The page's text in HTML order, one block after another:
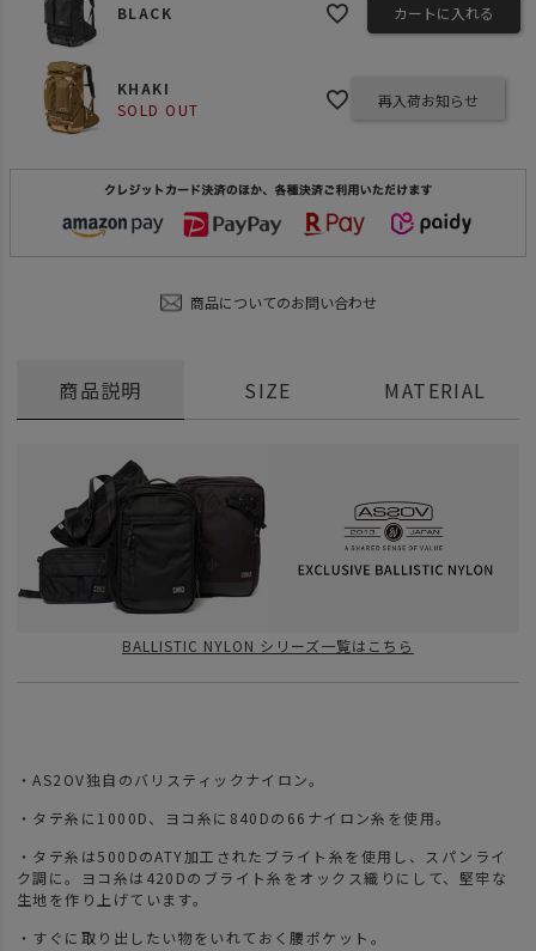
BLACK カートに入れる
KHAKI
SOLD OUT
再入荷お知らせ
商品についてのお問い合わせ
商品説明
BALLISTIC NYLON シリーズ一覧はこちら
・AS2OV独自のバリスティックナイロン。
・タテ糸に1000D、ヨコ糸に840Dの66ナイロン糸を使用。
・タテ糸は500DのATY加工されたブライト糸を使用し、スパンライ
ク調に。ヨコ糸は420Dのブライト糸をオックス織りにして、堅牢な
生地を作り上げています。
・すぐに取り出したい物をいれておく腰ポケット。
SIZE MATERIAL